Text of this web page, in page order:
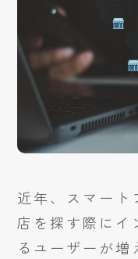
近年、スマート
店を探す際にイ
るユーザーが増